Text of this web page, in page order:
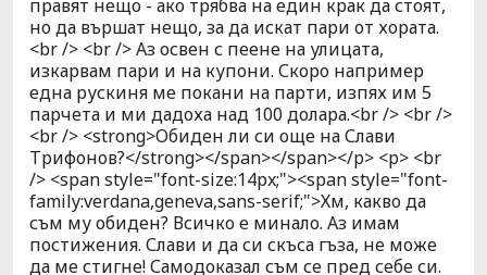
правят нещо - ако трябва на един крак да стоят,
но да вършат нещо, за да искат пари от хората.
<br /> <br /> Аз освен с пеене на улицата,
изкарвам пари и на купони. Скоро например
една рускиня ме покани на парти, изпях им 5
парчета и ми дадоха над 100 долара.<br /> <br />
<br /> <strong>Обиден ли си още на Слави
Трифонов?</strong></span></span></p> <p> <br
/> <span style="font-size:14px;"><span style="font-
family:verdana,geneva,sans-serif;">Хм, какво да
съм му обиден? Всичко е минало. Аз имам
постижения. Слави и да си скъса гъза, не може
да ме стигне! Самодоказал съм се пред себе си.